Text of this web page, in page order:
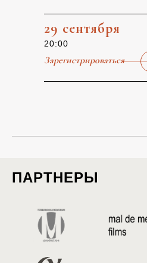
29 сентября
20:00
Зарегистрироваться
ПАРТНЕРЫ